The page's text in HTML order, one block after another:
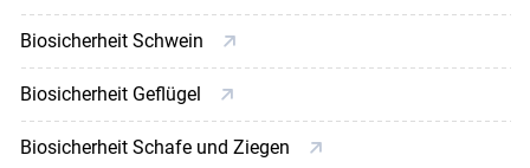
Biosicherheit Schwein
Biosicherheit Geflügel
Biosicherheit Schafe und Ziegen